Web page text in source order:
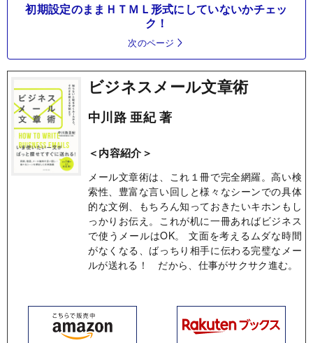
初期設定のままＨＴＭＬ形式にしていないかチェッ
ク！
次のページ
ビジネスメール文章術
中川路 亜紀 著
＜内容紹介＞
メール文章術は、これ１冊で完全網羅。高い検
索性、豊富な言い回しと様々なシーンでの具体
的な文例、もちろん知っておきたいキホンもし
っかりお伝え。これが机に一冊あればビジネス
で使うメールはOK。 文面を考えるムダな時間
がなくなる、ばっちり相手に伝わる完璧なメー
ルが送れる！ だから、仕事がサクサク進む。